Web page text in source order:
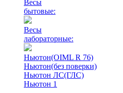
Весы
бытовые:
Весы
лабораторные:
Ньютон(OIML R 76)
Ньютон(без поверки)
Ньютон ЛС(ГЛС)
Ньютон 1